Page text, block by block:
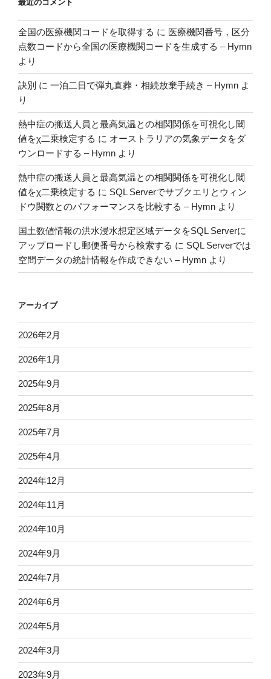
最近のコメント
全国の医療機関コードを取得する に 医療機関番号，区分
点数コードから全国の医療機関コードを生成する – Hymn
より
訣別 に 一泊二日で弾丸直葬・相続放棄手続き – Hymn よ
り
熱中症の搬送人員と最高気温との相関関係を可視化し閾
値をχ二乗検定する に オーストラリアの気象データをダ
ウンロードする – Hymn より
熱中症の搬送人員と最高気温との相関関係を可視化し閾
値をχ二乗検定する に SQL Serverでサブクエリとウィン
ドウ関数とのパフォーマンスを比較する – Hymn より
国土数値情報の洪水浸水想定区域データをSQL Serverに
アップロードし郵便番号から検索する に SQL Serverでは
空間データの統計情報を作成できない – Hymn より
アーカイブ
2026年2月
2026年1月
2025年9月
2025年8月
2025年7月
2025年4月
2024年12月
2024年11月
2024年10月
2024年9月
2024年7月
2024年6月
2024年5月
2024年3月
2023年9月